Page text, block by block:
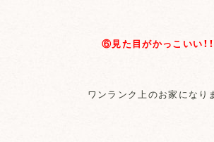
⑥見た目がかっこいい！！
ワンランク上のお家になり